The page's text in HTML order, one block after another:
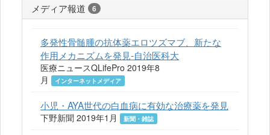
メディア報道 6
多発性骨髄腫の抗体薬エロツズマブ、新たな
作用メカニズムを発見-自治医科大
医療ニュースQLifePro 2019年8
月
インターネットメディア
小児・AYA世代の白血病に有効な治療薬を発見
下野新聞 2019年1月 新聞・雑誌